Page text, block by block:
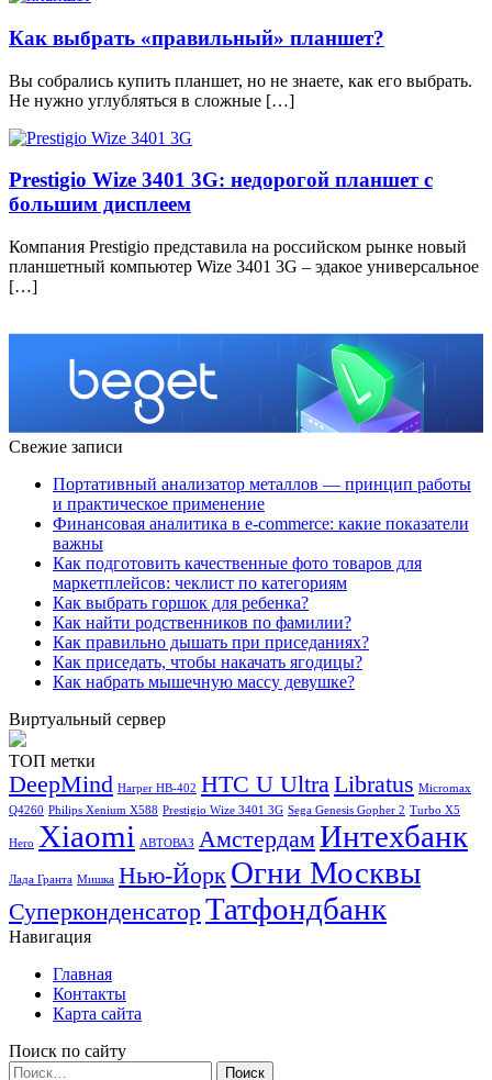
Как выбрать «правильный» планшет?
Вы собрались купить планшет, но не знаете, как его выбрать.
Не нужно углубляться в сложные […]
Prestigio Wize 3401 3G: недорогой планшет с
большим дисплеем
Компания Prestigio представила на российском рынке новый
планшетный компьютер Wize 3401 3G – эдакое универсальное
[…]
Свежие записи
Портативный анализатор металлов — принцип работы
и практическое применение
Финансовая аналитика в e-commerce: какие показатели
важны
Как подготовить качественные фото товаров для
маркетплейсов: чеклист по категориям
Как выбрать горшок для ребенка?
Как найти родственников по фамилии?
Как правильно дышать при приседаниях?
Как приседать, чтобы накачать ягодицы?
Как набрать мышечную массу девушке?
Виртуальный сервер
ТОП метки
DeepMind Harper HB-402 HTC U UltraLibratus Micromax
Q4260 Philips Xenium X588 Prestigio Wize 3401 3G Sega Genesis Gopher 2 Turbo X5
Hero Xiaomi АВТОВАЗ АмстердамИнтехбанк
Лада Гранта Мишка Нью-Йорк Огни Москвы
СуперконденсаторТатфондбанк
Навигация
Главная
Контакты
Карта сайта
Поиск по сайту
Найти: